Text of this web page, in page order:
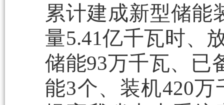
累计建成新型储能
量5.41亿千瓦时、
储能93万千瓦、已
能3个、装机420